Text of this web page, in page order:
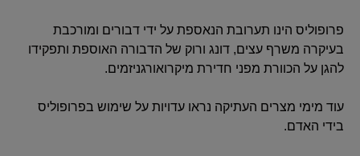
פרופוליס הינו תערובת הנאספת על ידי דבורים ומורכבת
בעיקרה משרף עצים, דונג ורוק של הדבורה האוספת ותפקידו
להגן על הכוורת מפני חדירת מיקרואורגניזמים.
עוד מימי מצרים העתיקה נראו עדויות על שימוש בפרופוליס
בידי האדם.